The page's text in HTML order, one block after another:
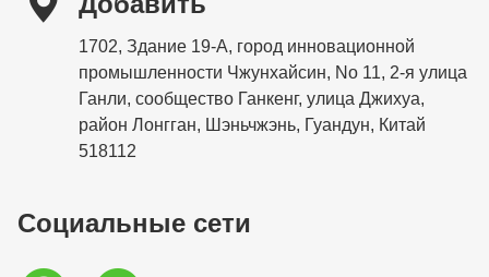
1702, Здание 19-А, город инновационной
промышленности Чжунхайсин, No 11, 2-я улица
Ганли, сообщество Ганкенг, улица Джихуа,
район Лонгган, Шэньчжэнь, Гуандун, Китай
518112
Социальные сети